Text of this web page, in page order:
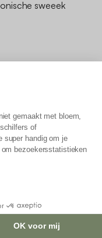
gemaakt met bloem,
of
super handig om je
bezoekersstatistieken
OK voor mij
sweeek